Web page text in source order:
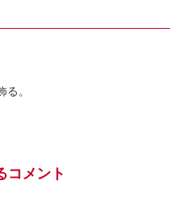
。
コメント